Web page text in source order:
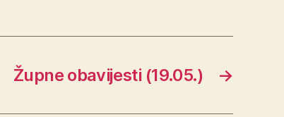
→
Župne obavijesti (19.05.)